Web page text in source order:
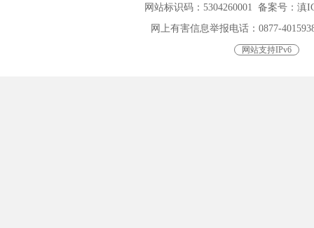
网站标识码：5304260001 备案号：滇
网上有害信息举报电话：0877-
网站支持IPv6